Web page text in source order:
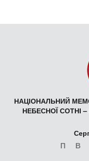
НАЦІОНАЛЬНИЙ
НЕБЕСНОЇ СОТНІ
П В